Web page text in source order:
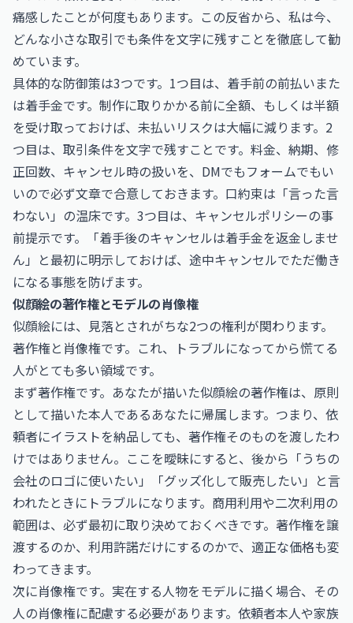
痛感したことが何度もあります。この反省から、私は今、
どんな小さな取引でも条件を文字に残すことを徹底して勧
めています。
具体的な防御策は3つです。1つ目は、着手前の前払いまた
は着手金です。制作に取りかかる前に全額、もしくは半額
を受け取っておけば、未払いリスクは大幅に減ります。2
つ目は、取引条件を文字で残すことです。料金、納期、修
正回数、キャンセル時の扱いを、DMでもフォームでもい
いので必ず文章で合意しておきます。口約束は「言った言
わない」の温床です。3つ目は、キャンセルポリシーの事
前提示です。「着手後のキャンセルは着手金を返金しませ
ん」と最初に明示しておけば、途中キャンセルでただ働き
になる事態を防げます。
似顔絵の著作権とモデルの肖像権
似顔絵には、見落とされがちな2つの権利が関わります。
著作権と肖像権です。これ、トラブルになってから慌てる
人がとても多い領域です。
まず著作権です。あなたが描いた似顔絵の著作権は、原則
として描いた本人であるあなたに帰属します。つまり、依
頼者にイラストを納品しても、著作権そのものを渡したわ
けではありません。ここを曖昧にすると、後から「うちの
会社のロゴに使いたい」「グッズ化して販売したい」と言
われたときにトラブルになります。商用利用や二次利用の
範囲は、必ず最初に取り決めておくべきです。著作権を譲
渡するのか、利用許諾だけにするのかで、適正な価格も変
わってきます。
次に肖像権です。実在する人物をモデルに描く場合、その
人の肖像権に配慮する必要があります。依頼者本人や家族